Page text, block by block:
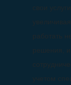
свои
работать
решения, и
учетом